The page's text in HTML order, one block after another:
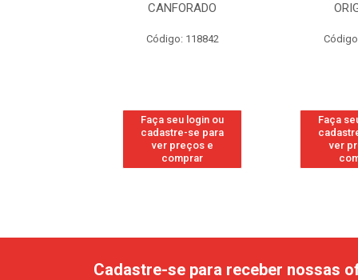
CANFORADO
Código: 118842
Faça seu login ou
cadastre-se para
ver preços e
comprar
Faça
ver
Cadastre-se para receber nossas